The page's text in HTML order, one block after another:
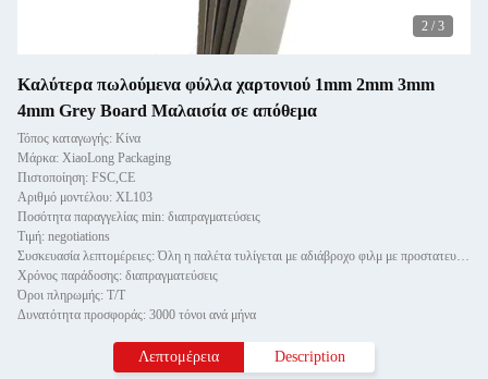
2 / 3
Καλύτερα πωλούμενα φύλλα χαρτονιού 1mm 2mm 3mm
4mm Grey Board Μαλαισία σε απόθεμα
Τόπος καταγωγής: Κίνα
Μάρκα: XiaoLong Packaging
Πιστοποίηση: FSC,CE
Αριθμό μοντέλου: XL103
Ποσότητα παραγγελίας min: διαπραγματεύσεις
Τιμή: negotiations
Συσκευασία λεπτομέρειες: Όλη η παλέτα τυλίγεται με αδιάβροχο φιλμ με προστατευτικό χαρτί και στερεώνεται με δύο τεμαχίδια καλ
Χρόνος παράδοσης: διαπραγματεύσεις
Όροι πληρωμής: Τ/Τ
Δυνατότητα προσφοράς: 3000 τόνοι ανά μήνα
Λεπτομέρεια Description